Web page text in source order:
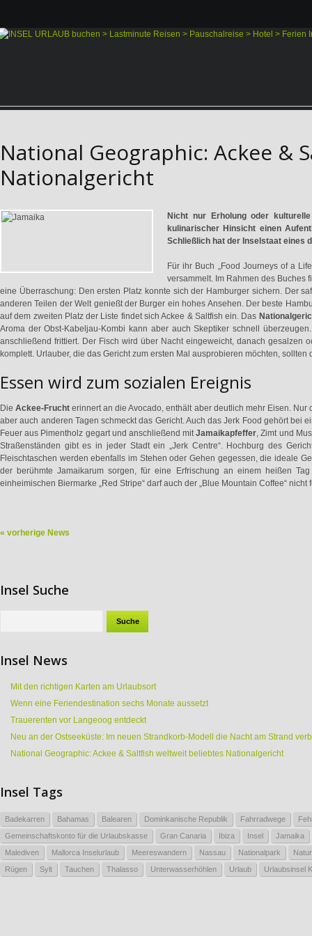
National Geographic: Ackee &
Nationalgericht
Nicht nur Erholung oder
kulinarischer Hinsicht einen
Schließlich hat der Inselstaat eines
Für ihr Buch „Food Journeys of a
versammelt. Im Rahmen des Buches
eine Überraschung: Den ersten Platz konnte sich der Hamburger sichern. Der
anderen Teilen der Welt genießt der Burger ein hohes Ansehen. Der beste
auf dem zweiten Platz der Liste findet sich Ackee & Saltfish ein. Das
Aroma der Obst-Kabeljau-Kombi kann aber auch Skeptiker schnell
anschließend frittiert. Der Fisch wird über Nacht eingeweicht, danach gesalzen
komplett. Urlauber, die das Gericht zum ersten Mal ausprobieren möchten, sollten
Essen wird zum sozialen Ereignis
DieAckee-Frucht erinnert an die Avocado, enthält aber deutlich mehr Eisen.
aber auch anderen Tagen schmeckt das Gericht. Auch das Jerk Food gehört
Feuer aus Pimentholz gegart und anschließend mitJamaikapfeffer, Zimt und
Straßenständen gibt es in jeder Stadt ein „Jerk Centre“. Hochburg des
Fleischtaschen werden ebenfalls im Stehen oder Gehen gegessen, die ideale
der berühmte Jamaikarum sorgen, für eine Erfrischung an einem heißen
einheimischen Biermarke „Red Stripe“ darf auch der „Blue Mountain Coffee“
« vorherige News
Insel Suche
Insel News
Mit den richtigen Karten am Urlaubsort
Wenn eine Feriendestination sechs Monate aussetzt
Trauerenten vor Langeoog entdeckt
Neu an der Ostseeküste: Im neuen Strandkorb-Modell die Nacht am Strand
National Geographic: Ackee & Saltfish weltweit beliebtes Nationalgericht
Insel Tags
Badekarren Bahamas Balearen Dominkanische Republik Fahrradwege
Gemeinschaftskonto für die Urlaubskasse
Gran Canaria Ibiza Insel
Jamaika
Malediven
Mallorca Inselurlaub Meereswandern Nassau Nationalpark
Natur
Rügen
Sylt Tauchen Thalasso Unterwasserhöhlen Urlaub Urlaubsinsel